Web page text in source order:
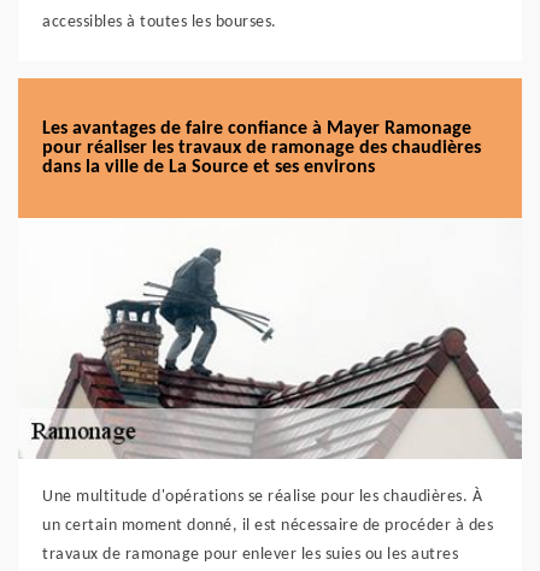
accessibles à toutes les bourses.
Les avantages de faire confiance à Mayer Ramonage
pour réaliser les travaux de ramonage des chaudières
dans la ville de La Source et ses environs
Une multitude d'opérations se réalise pour les chaudières. À
un certain moment donné, il est nécessaire de procéder à des
travaux de ramonage pour enlever les suies ou les autres